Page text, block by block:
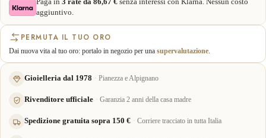
aggiuntivo.
PERMUTA IL TUO ORO
Dai nuova vita al tuo oro: portalo in negozio per una supervalutazione.
Gioielleria dal 1978 Pianezza e Alpignano
Rivenditore ufficiale Garanzia 2 anni della casa madre
Spedizione gratuita sopra 150 € Corriere tracciato in tutta Italia